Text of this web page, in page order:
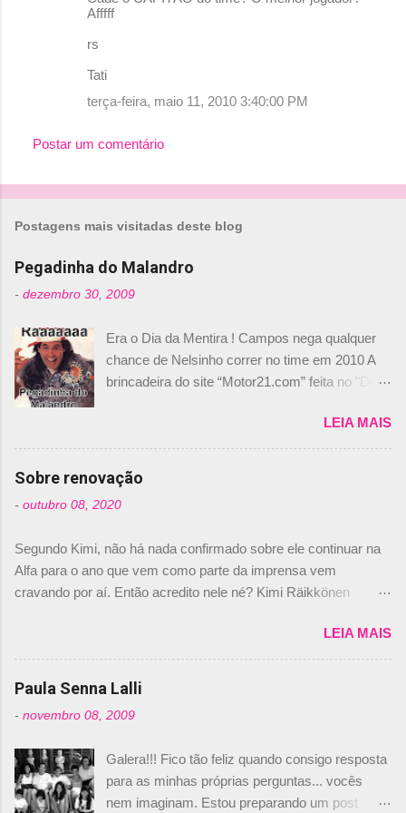
i
s
Afffff
rs
Tati
terça-feira, maio 11, 2010 3:40:00 PM
Postar um comentário
Postagens mais visitadas deste blog
Pegadinha do Malandro
- dezembro 30, 2009
Era o Dia da Mentira ! Campos nega qualquer
chance de Nelsinho correr no time em 2010 A
brincadeira do site “Motor21.com” feita no "Día
de abril –, afirmando que Nelson Piquet havia
comprado 15% das ações da Campos, dando,
com isso, um lugar no time a Nelsinho Piquet,
foi esclarecida de uma vez por todas por
Daniele Audetto, diretor da escuderia. O
não será o companheiro de Bruno Senna em
2010. "Na verdade, nós recebemos uma oferta
de Piquet", admitiu Audetto. “Mas depois de ter
dois brasileiros”, explicou, dizendo ainda que
não tem nada contra o filho do tricampeão
Nelson Piquet. “Ele é um bom piloto, rápido e
experiente.” Audetto disse ainda que a suposta
não corresponde à realidade. “O suposto 15%
de investimento seria menor do que aquilo que
outros pilotos podem trazer: italianos, r...
LEIA MAIS
Sobre renovação
- outubro 08, 2020
Segundo Kimi, não há nada confirmado sobre ele continuar na
Alfa para o ano que vem como parte da imprensa vem
cravando por aí. Então acredito nele né? Kimi Räikkönen
truth but I’ve never had an option in my contract so that’s
should, pretty much, tell you that it’s not true." #Kimi7 #EifelGP
#AlfaRomeoRacing pic.twitter.com/77EDVn39Ia — Kimi
Romain falando sobre o fato do Iceman estar há tantos anos na
@RGrosjean ! #EifelGP 🇩🇪 #F1
pic.twitter.com/GSAu1LWnwW — Formula 1 (@F1) October 8,
2020 Beijinhos, Ludy
LEIA MAIS
Paula Senna Lalli
- novembro 08, 2009
Galera!!! Fico tão feliz quando consigo resposta
para as minhas próprias perguntas... vocês
nem imaginam. Estou preparando um post